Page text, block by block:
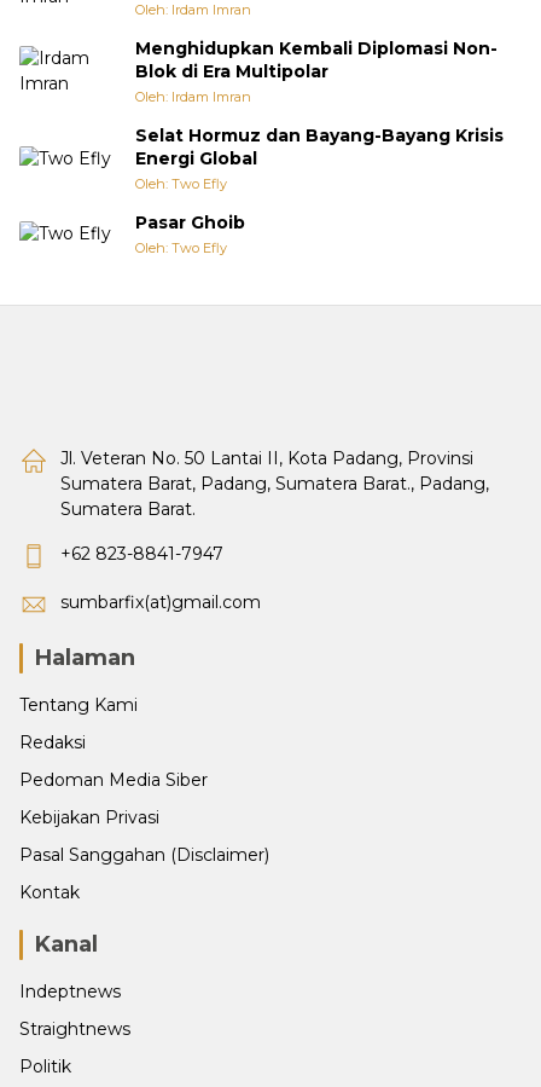
Oleh: Irdam Imran
Menghidupkan Kembali Diplomasi Non-
Blok di Era Multipolar
Oleh: Irdam Imran
Selat Hormuz dan Bayang-Bayang Krisis
Energi Global
Oleh: Two Efly
Pasar Ghoib
Oleh: Two Efly
Jl. Veteran No. 50 Lantai II, Kota Padang, Provinsi
Sumatera Barat, Padang, Sumatera Barat., Padang,
Sumatera Barat.
+62 823-8841-7947
sumbarfix(at)gmail.com
Halaman
Tentang Kami
Redaksi
Pedoman Media Siber
Kebijakan Privasi
Pasal Sanggahan (Disclaimer)
Kontak
Kanal
Indeptnews
Straightnews
Politik